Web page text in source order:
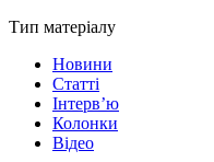
Тип матеріалу
Новини
Статті
Інтерв’ю
Колонки
Відео